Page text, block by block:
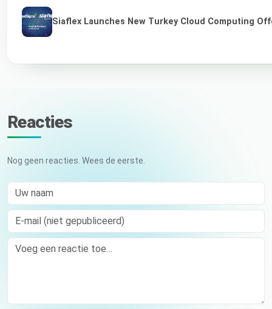
Siaflex Launches New Turkey Cloud Computing
Reacties
Nog geen reacties. Wees de eerste.
Uw naam
E-mail (niet gepubliceerd)
Comment